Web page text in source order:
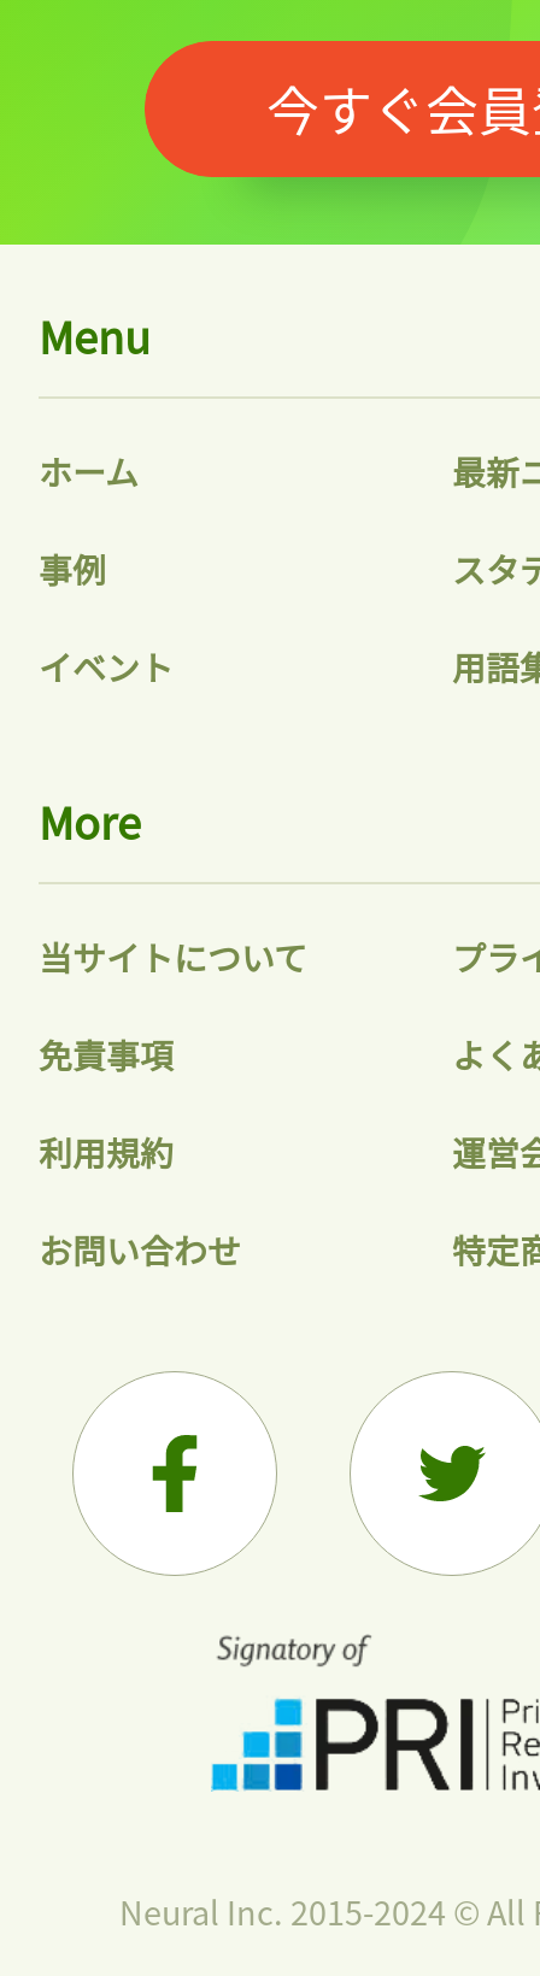
今すぐ会
Menu
ホーム 最新
事例 スタ
イベント 用語
More
当サイトについて プラ
免責事項 よく
利用規約 運営
お問い合わせ 特定
Neural Inc. 2015-2024 © All